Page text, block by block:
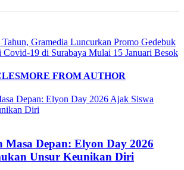
Gramedia Luncurkan Promo Gedebuk
Covid-19 di Surabaya Mulai 15 Januari Besok
MORE FROM AUTHOR
Masa Depan: Elyon Day 2026
Unsur Keunikan Diri